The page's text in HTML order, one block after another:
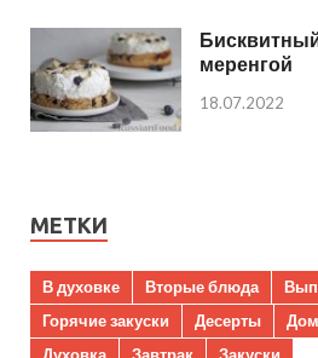
меренгой
18.07.2022
МЕТКИ
В духовке Вторые блюда
Горячие закуски
Десерты